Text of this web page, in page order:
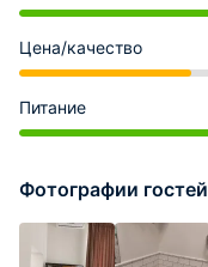
Цена/качество
Питание
Фотографии гостей